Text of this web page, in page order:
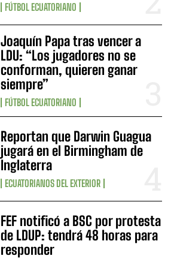
FÚTBOL ECUATORIANO
Joaquín Papa tras vencer a
LDU: “Los jugadores no se
conforman, quieren ganar
siempre”
FÚTBOL ECUATORIANO
Reportan que Darwin Guagua
jugará en el Birmingham de
Inglaterra
ECUATORIANOS DEL EXTERIOR
FEF notificó a BSC por protesta
de LDUP: tendrá 48 horas para
responder